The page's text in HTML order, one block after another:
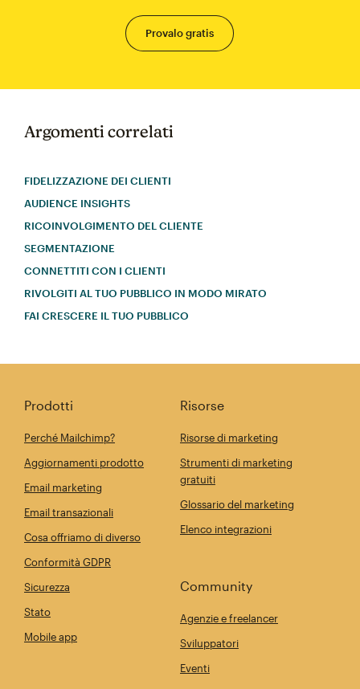
Provalo gratis
Argomenti correlati
FIDELIZZAZIONE DEI CLIENTI
AUDIENCE INSIGHTS
RICOINVOLGIMENTO DEL CLIENTE
SEGMENTAZIONE
CONNETTITI CON I CLIENTI
RIVOLGITI AL TUO PUBBLICO IN MODO MIRATO
FAI CRESCERE IL TUO PUBBLICO
Prodotti
Perché Mailchimp?
Aggiornamenti prodotto
Email marketing
Email transazionali
Cosa offriamo di diverso
Conformità GDPR
Sicurezza
Stato
Mobile app
Risorse
Risorse di marketing
Strumenti di marketing
gratuiti
Glossario del marketing
Elenco integrazioni
Community
Agenzie e freelancer
Sviluppatori
Eventi